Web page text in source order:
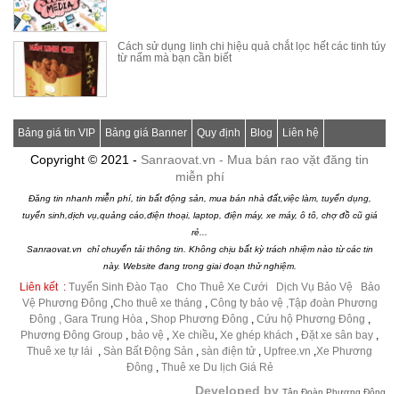
Cách sử dụng linh chi hiệu quả chắt lọc hết các tinh túy
từ nấm mà bạn cần biết
Bảng giá tin VIP Bảng giá Banner Quy định Blog Liên hệ
Copyright © 2021 - Sanraovat.vn - Mua bán rao vặt đăng tin
miễn phí
Đăng tin nhanh miễn phí, tin bất động sản, mua bán nhà đất,việc làm, tuyển dụng,
tuyển sinh,dịch vụ,quảng cáo,điện thoại, laptop, điện máy, xe máy, ô tô, chợ đồ cũ giá
rẻ...
Sanraovat.vn chỉ chuyển tải thông tin. Không chịu bất kỳ trách nhiệm nào từ các tin
này. Website đang trong giai đoạn thử nghiệm.
Liên kết : Tuyển Sinh Đào Tạo Cho Thuê Xe Cưới Dịch Vụ Bảo Vệ
Bảo
Vệ Phương Đông ,Cho thuê xe tháng , Công ty bảo vệ ,Tập đoàn Phương
Đông , Gara Trung Hòa, Shop Phương Đông , Cứu hộ Phương Đông ,
Phương Đông Group , bảo vệ , Xe chiều, Xe ghép khách , Đặt xe sân bay ,
Thuê xe tự lái , Sàn Bất Động Sản , sàn điện tử , Upfree.vn ,Xe Phương
Đông , Thuê xe Du lịch Giá Rẻ
Developed by Tập Đoàn Phương Đông